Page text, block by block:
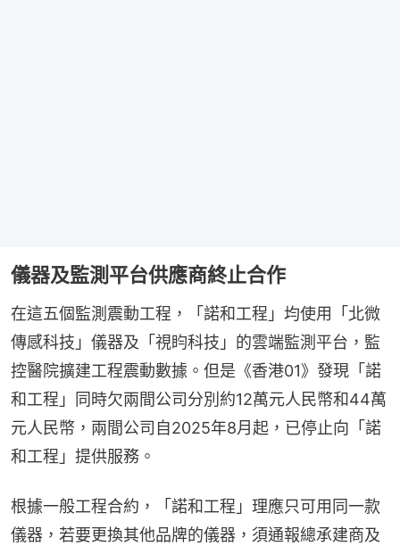
儀器及監測平台供應商終止合作
在這五個監測震動工程，「諾和工程」均使用「北微
傳感科技」儀器及「視盷科技」的雲端監測平台，監
控醫院擴建工程震動數據。但是《香港01》發現「諾
和工程」同時欠兩間公司分別約12萬元人民幣和44萬
元人民幣，兩間公司自2025年8月起，已停止向「諾
和工程」提供服務。
根據一般工程合約，「諾和工程」理應只可用同一款
儀器，若要更換其他品牌的儀器，須通報總承建商及